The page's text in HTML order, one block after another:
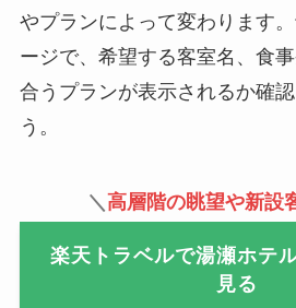
やプランによって変わります
ージで、希望する客室名、食
合うプランが表示されるか確
う。
＼高層階の眺望や新設
楽天トラベルで湯瀬ホテ
見る